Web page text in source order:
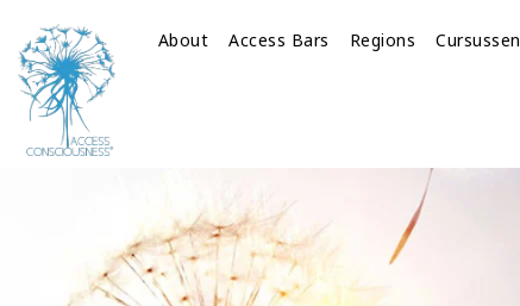
About Access Bars Regions Cursussen